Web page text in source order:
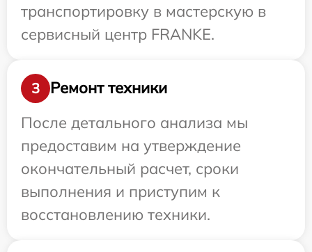
транспортировку в мастерскую в
сервисный центр FRANKE.
3
Ремонт техники
После детального анализа мы
предоставим на утверждение
окончательный расчет, сроки
выполнения и приступим к
восстановлению техники.